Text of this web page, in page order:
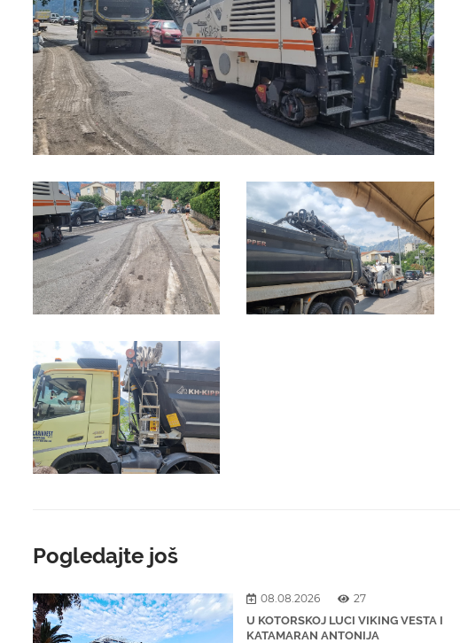
Pogledajte još
08.08.2026
27
U KOTORSKOJ LUCI VIKING VESTA I
KATAMARAN ANTONIJA